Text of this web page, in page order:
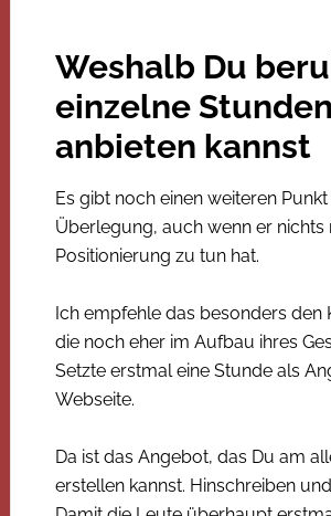
Weshalb Du
einzelne Stunden
anbieten kannst
Es gibt noch einen weiteren
Überlegung, auch wenn er nichts
Positionierung zu tun hat.
Ich empfehle das besonders den
die noch eher im Aufbau ihres
Setzte erstmal eine Stunde als
Webseite.
Da ist das Angebot, das Du am
erstellen kannst. Hinschreiben